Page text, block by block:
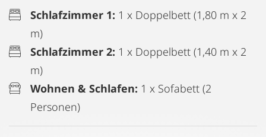
Schlafzimmer 1: 1 x Doppelbett (1,80 m x 2
m)
Schlafzimmer 2: 1 x Doppelbett (1,40 m x 2
m)
Wohnen & Schlafen: 1 x Sofabett (2
Personen)